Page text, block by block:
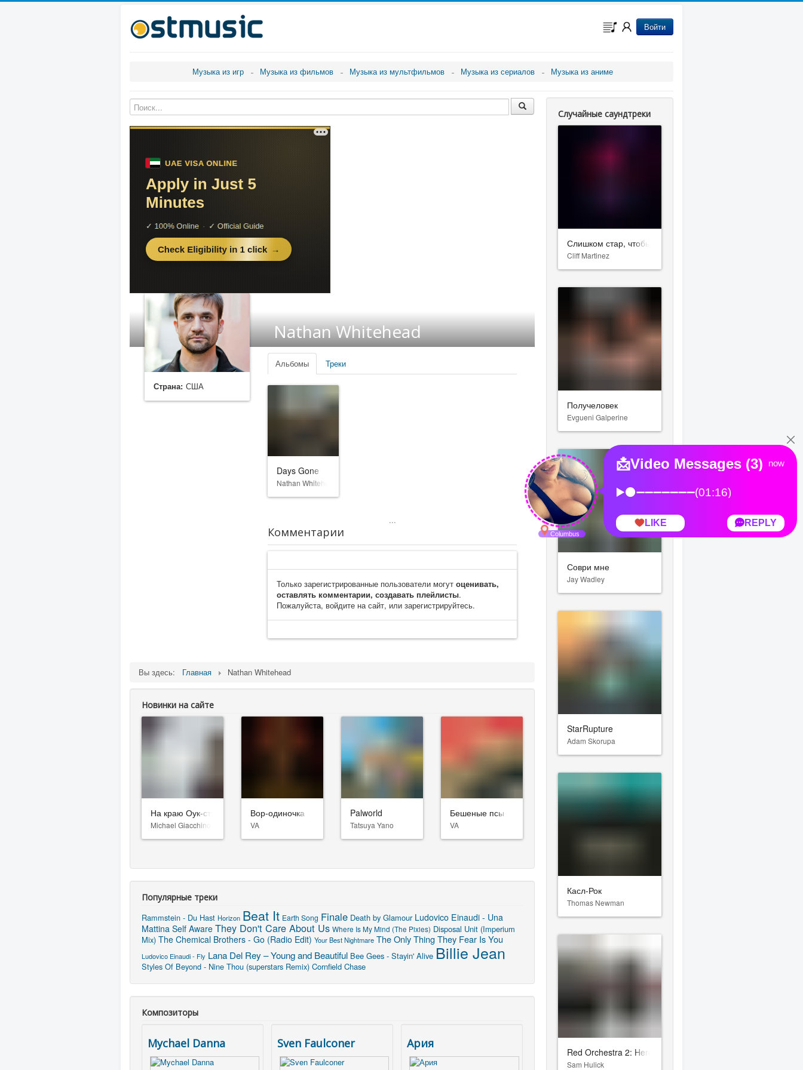
Войти
Музыка из игр Музыка из фильмов Музыка из мультфильмов Музыка из сериалов Музыка из аниме
Nathan Whitehead
Страна: США
Альбомы Треки
Days Gone
Nathan Whitehead
...
Комментарии
Только зарегистрированные пользователи могутоценивать,
оставлять комментарии, создавать плейлисты.
Пожалуйста, войдите на сайт, или зарегистрируйтесь.
Вы здесь: Главная Nathan Whitehead
Новинки на сайте
На краю Оук-стрит
Michael Giacchino
Вор-одиночка
VA
Palworld
Tatsuya Yano
Бешеные псы
VA
Популярные треки
Rammstein - Du Hast Horizon Beat It Earth Song Finale Death by Glamour Ludovico Einaudi - Una
Mattina Self Aware They Don't Care About Us Where Is My Mind (The Pixies) Disposal Unit (Imperium
Mix) The Chemical Brothers - Go (Radio Edit) Your Best Nightmare The Only Thing They Fear Is You
Ludovico Einaudi - Fly Lana Del Rey – Young and Beautiful Bee Gees - Stayin' Alive Billie Jean
Styles Of Beyond - Nine Thou (superstars Remix) Cornfield Chase
Композиторы
Mychael Danna Sven Faulconer Ария
Случайные саундтреки
Слишком стар, чтобы умереть молодым
Cliff Martinez
Получеловек
Evgueni Galperine
Соври мне
Jay Wadley
StarRupture
Adam Skorupa
Касл-Рок
Thomas Newman
Red Orchestra 2: Heroes of Stalingrad
Sam Hulick